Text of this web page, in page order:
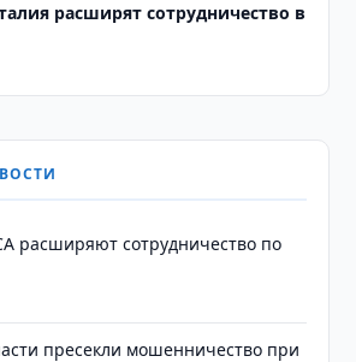
расширят сотрудничество в
расширяют сотрудничество по
пресекли мошенничество при